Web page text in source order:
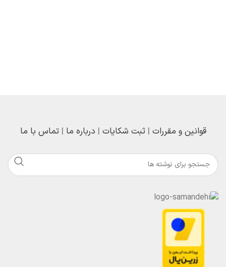
قوانین و مقررات |ثبت شکایات | درباره ما |تماس با ما